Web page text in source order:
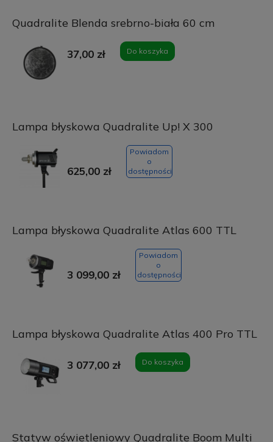
Quadralite Blenda srebrno-biała 60 cm
37,00 zł Do koszyka
Lampa błyskowa Quadralite Up! X 300
625,00 zł
Powiadom
o
dostępności
Lampa błyskowa Quadralite Atlas 600 TTL
3 099,00 zł
Powiadom
o
dostępności
Lampa błyskowa Quadralite Atlas 400 Pro TTL
3 077,00 zł Do koszyka
Statyw oświetleniowy Quadralite Boom Multi